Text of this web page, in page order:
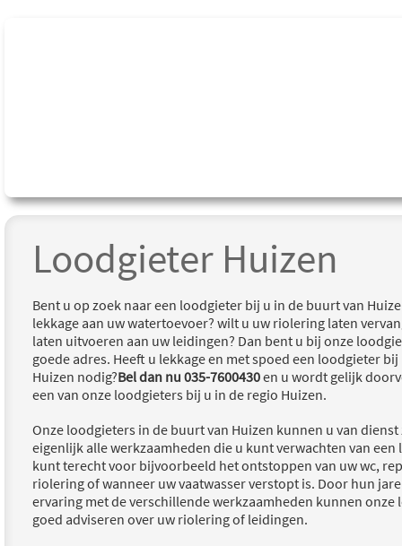
Loodgieter Huizen
Bent u op zoek naar een loodgieter bij u in de buurt van
lekkage aan uw watertoevoer? wilt u uw riolering laten
laten uitvoeren aan uw leidingen? Dan bent u bij onze
goede adres. Heeft u lekkage en met spoed een loodgieter
Huizen nodig?Bel dan nu 035-7600430en u wordt gelijk
een van onze loodgieters bij u in de regio Huizen.
Onze loodgieters in de buurt van Huizen kunnen u van
eigenlijk alle werkzaamheden die u kunt verwachten van een
kunt terecht voor bijvoorbeeld het ontstoppen van uw wc,
riolering of wanneer uw vaatwasser verstopt is. Door hun
ervaring met de verschillende werkzaamheden kunnen onze
goed adviseren over uw riolering of leidingen.